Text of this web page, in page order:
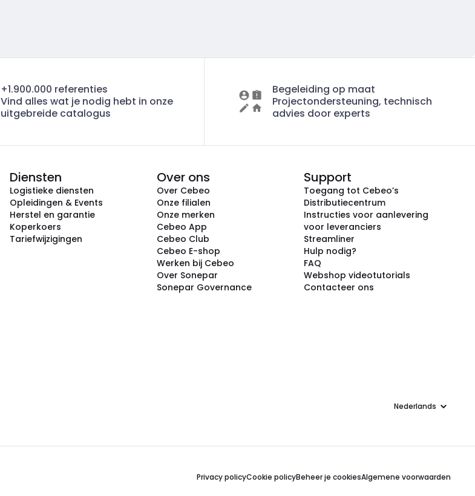
+1.900.000 referenties
Vind alles wat je nodig hebt in onze
uitgebreide catalogus
Begeleiding op maat
Projectondersteuning, technisch
advies door experts
Diensten
Logistieke diensten
Opleidingen & Events
Herstel en garantie
Koperkoers
Tariefwijzigingen
Over ons
Over Cebeo
Onze filialen
Onze merken
Cebeo App
Cebeo Club
Cebeo E-shop
Werken bij Cebeo
Over Sonepar
Sonepar Governance
Support
Toegang tot Cebeo’s
Distributiecentrum
Instructies voor aanlevering
voor leveranciers
Streamliner
Hulp nodig?
FAQ
Webshop videotutorials
Contacteer ons
Taal
Privacy policyCookie policyBeheer je cookiesAlgemene voorwaarden